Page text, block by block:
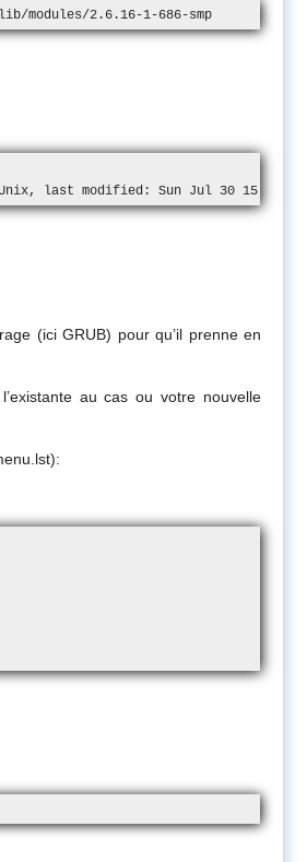
modules/2.6.16-1-686-smp
last modified: Sun Jul 30 15:04:02
(ici GRUB) pour qu’il prenne en
au cas ou votre nouvelle